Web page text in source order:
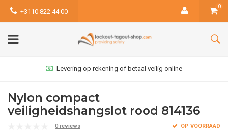
+3110 822 44 00
0
Levering op rekening of betaal veilig online
Nylon compact
veiligheidshangslot rood 814136
0 reviews OP VOORRAAD